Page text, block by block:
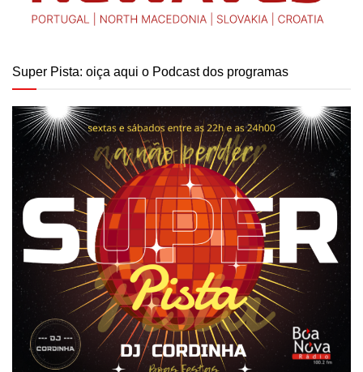
Super Pista: oiça aqui o Podcast dos programas